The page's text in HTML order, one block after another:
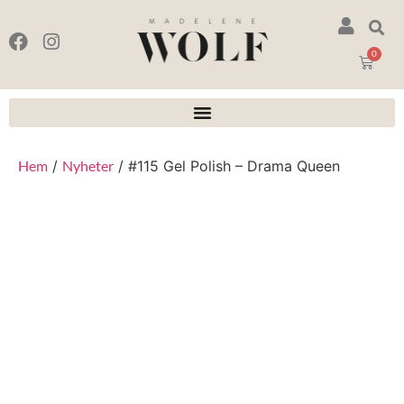
0
Hem / Nyheter / #115 Gel Polish – Drama Queen